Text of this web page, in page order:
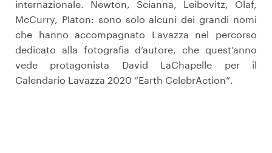
internazionale. Newton, Scianna, Leibovitz, Olaf,
McCurry, Platon: sono solo alcuni dei grandi nomi
che hanno accompagnato Lavazza nel percorso
dedicato alla fotografia d’autore, che quest’anno
vede protagonista David LaChapelle per il
Calendario Lavazza 2020 “Earth CelebrAction”.